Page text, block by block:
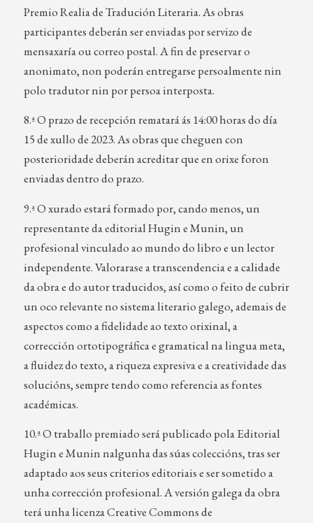
Premio Realia de Tradución Literaria. As obras
participantes deberán ser enviadas por servizo de
mensaxaría ou correo postal. A fin de preservar o
anonimato, non poderán entregarse persoalmente nin
polo tradutor nin por persoa interposta.
8.ª O prazo de recepción rematará ás 14:00 horas do día
15 de xullo de 2023. As obras que cheguen con
posterioridade deberán acreditar que en orixe foron
enviadas dentro do prazo.
9.ª O xurado estará formado por, cando menos, un
representante da editorial Hugin e Munin, un
profesional vinculado ao mundo do libro e un lector
independente. Valorarase a transcendencia e a calidade
da obra e do autor traducidos, así como o feito de cubrir
un oco relevante no sistema literario galego, ademais de
aspectos como a fidelidade ao texto orixinal, a
corrección ortotipográfica e gramatical na lingua meta,
a fluidez do texto, a riqueza expresiva e a creatividade das
solucións, sempre tendo como referencia as fontes
académicas.
10.ª O traballo premiado será publicado pola Editorial
Hugin e Munin nalgunha das súas coleccións, tras ser
adaptado aos seus criterios editoriais e ser sometido a
unha corrección profesional. A versión galega da obra
terá unha licenza Creative Commons de